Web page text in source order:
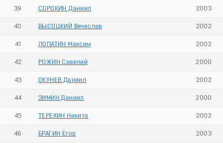
39 СОРОКИН Даниил 2003
40 ВЫСОЦКИЙ Вячеслав 2002
41 ЛОПАТИН Максим 2002
42 РОЖИН Савелий 2000
43 ОКУНЕВ Даниил 2002
44 ЗИМИН Даниил 2000
45 ТЕРЕХИН Никита 2002
46 БРАГИН Егор 2003